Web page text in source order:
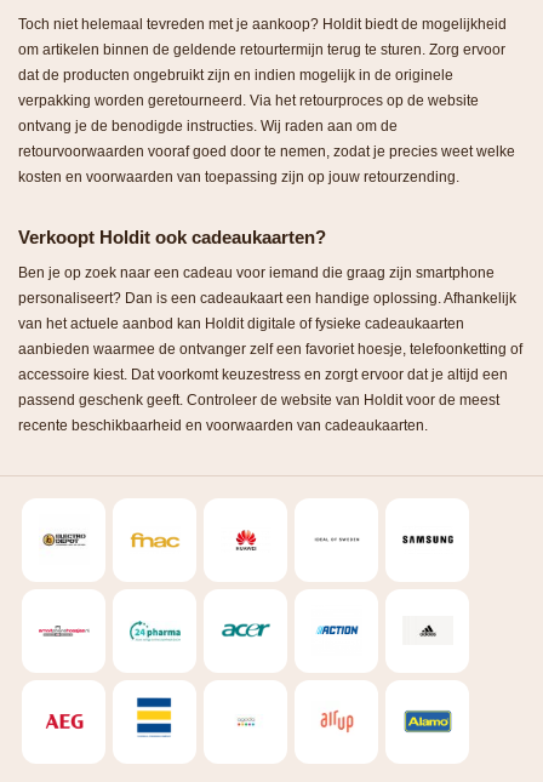
Toch niet helemaal tevreden met je aankoop? Holdit biedt de mogelijkheid
om artikelen binnen de geldende retourtermijn terug te sturen. Zorg ervoor
dat de producten ongebruikt zijn en indien mogelijk in de originele
verpakking worden geretourneerd. Via het retourproces op de website
ontvang je de benodigde instructies. Wij raden aan om de
retourvoorwaarden vooraf goed door te nemen, zodat je precies weet welke
kosten en voorwaarden van toepassing zijn op jouw retourzending.
Verkoopt Holdit ook cadeaukaarten?
Ben je op zoek naar een cadeau voor iemand die graag zijn smartphone
personaliseert? Dan is een cadeaukaart een handige oplossing. Afhankelijk
van het actuele aanbod kan Holdit digitale of fysieke cadeaukaarten
aanbieden waarmee de ontvanger zelf een favoriet hoesje, telefoonketting of
accessoire kiest. Dat voorkomt keuzestress en zorgt ervoor dat je altijd een
passend geschenk geeft. Controleer de website van Holdit voor de meest
recente beschikbaarheid en voorwaarden van cadeaukaarten.